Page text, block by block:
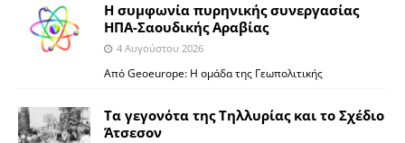
Η συμφωνία πυρηνικής συνεργασίας
ΗΠΑ-Σαουδικής Αραβίας
4 Αυγούστου 2026
Από Geoeurope: H ομάδα της Γεωπολιτικής
Τα γεγονότα της Τηλλυρίας και το Σχέδιο
Άτσεσον